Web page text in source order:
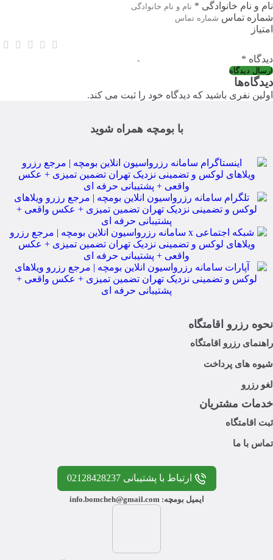
نام و نام خانوادگی *
شماره تماس
امتیاز
دیدگاه *
دیدگاه‌ها
اولین نفری باشید که دیدگاه خود را ثبت می کند.
با بومچه همراه شوید
نحوه رزرو اقامتگاه
راهنمای رزرو اقامتگاه
شیوه های پرداخت
لغو رزرو
خدمات مشتریان
ثبت اقامتگاه
تماس با ما
ارتباط با پشتیبانی 02128428237
ایمیل بومچه: info.bomcheh@gmail.com